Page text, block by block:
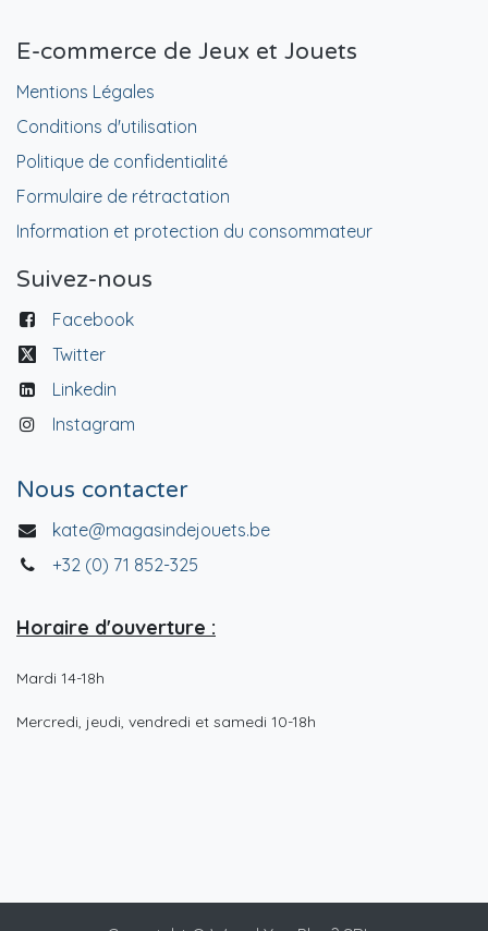
E-commerce de Jeux et Jouets
Mentions Légales
Conditions d'utilisation
Politique de confidentialité
Formulaire de rétractation
Information et protection du consommateur
Suivez-nous
Facebook
Twitter
Linkedin
Instagram
Nous contacter
kate@magasindejouets.be
+32 (0) 71 852-325
Horaire d'ouverture :
Mardi 14-18h
Mercredi, jeudi, vendredi et samedi 10-18h